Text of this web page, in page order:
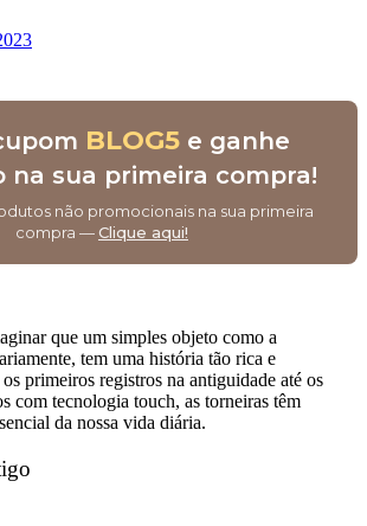
BLOG5 e ganhe
na sua primeira compra!
não promocionais na sua primeira
compra —Clique aqui!
que um simples objeto como a
tem uma história tão rica e
primeiros registros na antiguidade até os
com tecnologia touch, as torneiras têm
da nossa vida diária.